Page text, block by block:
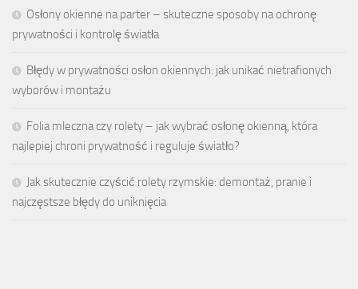
Osłony okienne na parter – skuteczne sposoby na ochronę
prywatności i kontrolę światła
Błędy w prywatności osłon okiennych: jak unikać nietrafionych
wyborów i montażu
Folia mleczna czy rolety – jak wybrać osłonę okienną, która
najlepiej chroni prywatność i reguluje światło?
Jak skutecznie czyścić rolety rzymskie: demontaż, pranie i
najczęstsze błędy do uniknięcia